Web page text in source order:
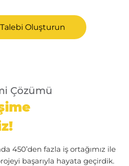
Oluşturun
Çözümü
450’den fazla iş ortağımız ile
başarıyla hayata geçirdik.